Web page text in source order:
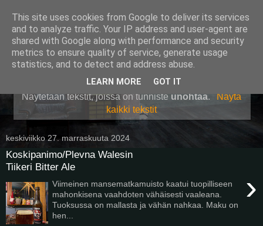
Pullollinen
Näytetään tekstit, joissa on tunniste unohtaa.
Näytä
kaikki tekstit
keskiviikko 27. marraskuuta 2024
Koskipanimo/Plevna Walesin
Tiikeri Bitter Ale
›
Viimeinen mansematkamuisto kaatui tuopilliseen
mahonkisena vaahdoten vähäisesti vaaleana.
Tuoksussa on mallasta ja vähän nahkaa. Maku on
hen...
This site uses cookies from Google to deliver its services
and to analyze traffic. Your IP address and user-agent are
shared with Google along with performance and security
metrics to ensure quality of service, generate usage
statistics, and to detect and address abuse.
LEARN MORE GOT IT